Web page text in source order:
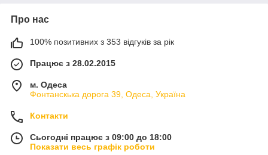
Про нас
100% позитивних з 353 відгуків за рік
Працює з 28.02.2015
м. Одеса
Фонтанскька дорога 39, Одеса, Україна
Контакти
Сьогодні працює з 09:00 до 18:00
Показати весь графік роботи